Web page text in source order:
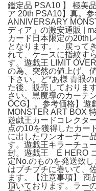
鑑定品 PSA10 】 極美
ア 20th PSA10】真。
ANNIVERSARY
ディア」の激安通販 |
カード日本限定の20th
となります。。戻って
れて、ケースに指紋す
す。遊戯王 LIMIT
の為、突然の値上げ、
下さい。ど*あ様 青眼
た後、販売しておりま
さい。黒魔導のカー
OCG】。参考価格】遊
MONSTER ART BOX
遊戯王カードコレクタ
点の10を獲得したカー
に出したワンオーナー
す。遊戯王キラーチ
封。遊戯王 E HERO
定No.のものを発送致
はプチプチに巻いて、
ます。【注意事項】 商
頂いております。ラー